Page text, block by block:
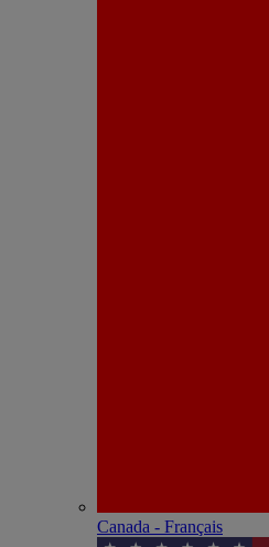
Canada - Français